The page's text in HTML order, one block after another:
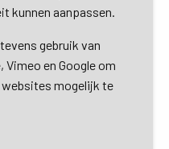
kunnen aanpassen.
gebruik van
en Google om
mogelijk te
& Partners